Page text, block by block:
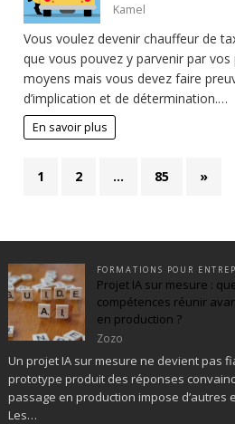
Kamel
Vous voulez devenir chauffeur de
que vous pouvez y parvenir par vos
moyens mais vous devez faire
d’implication et de détermination.…
En savoir plus
1 2 … 85 »
FORMATIONS POUR
Projet IA sur mesure :
compétences réunir
en production ?
Zozo
Un projet IA sur mesure ne devient pas
prototype produit des réponses
passage en production impose d’autres
Les…